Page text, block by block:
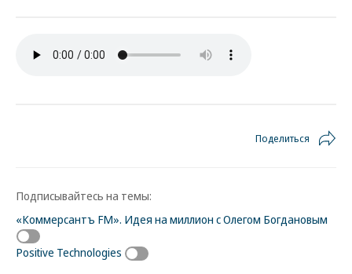
Поделиться
Подписывайтесь на темы:
«Коммерсантъ FM». Идея на миллион с Олегом Богдановым
Positive Technologies